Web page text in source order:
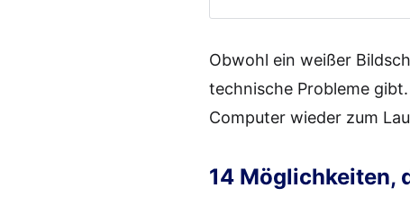
Obwohl ein weißer
technische Probleme
Computer wieder zum
14 Möglichkeiten,